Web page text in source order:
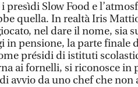
Slow Food e
quella. In realtà Iris
nel dare il nome, sia
in pensione, la parte finale
présidi di istituti
ai fornelli, si riconosce
avvio da uno chef che non